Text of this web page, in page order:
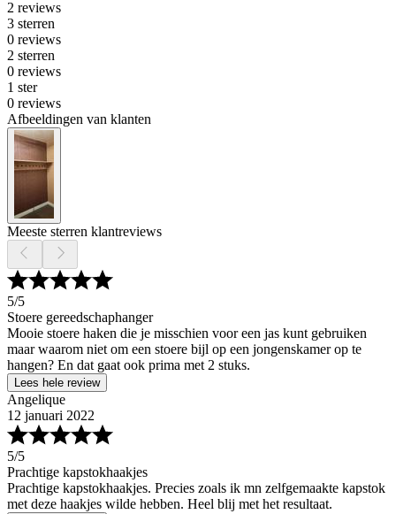
2 reviews
3 sterren
0 reviews
2 sterren
0 reviews
1 ster
0 reviews
Afbeeldingen van klanten
Meeste sterren klantreviews
5/5
Stoere gereedschaphanger
Mooie stoere haken die je misschien voor een jas kunt gebruiken
maar waarom niet om een stoere bijl op een jongenskamer op te
hangen? En dat gaat ook prima met 2 stuks.
Lees hele review
Angelique
12 januari 2022
5/5
Prachtige kapstokhaakjes
Prachtige kapstokhaakjes. Precies zoals ik mn zelfgemaakte kapstok
met deze haakjes wilde hebben. Heel blij met het resultaat.